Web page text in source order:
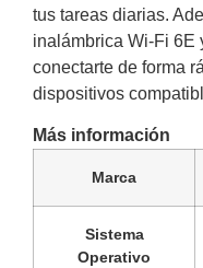
tus tareas diarias.
inalámbrica Wi-Fi 6E
conectarte de forma
dispositivos
Más información
Marca
Sistema
Operativo